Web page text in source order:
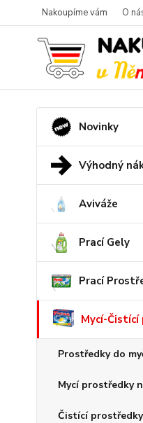
Nakoupíme vám O
Novinky
Výhodný
Aviváže
Prací Gely
Prací
Mycí-
Prostředky do
Mycí prostředky
Čistící